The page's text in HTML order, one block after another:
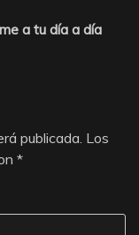
a tu día a día
publicada. Los
*